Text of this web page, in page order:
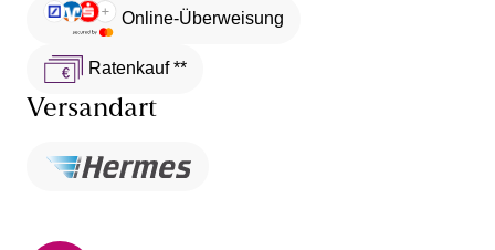
Online-Überweisung
Ratenkauf **
Versandart